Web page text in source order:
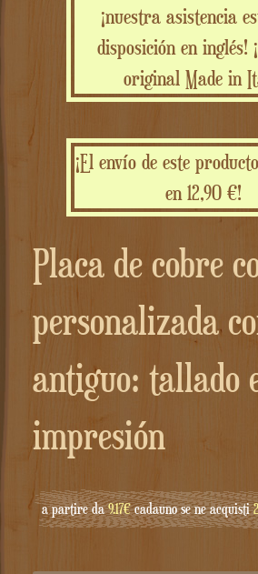
¡nuestra asistencia
disposición en inglés!
original Made in
¡El envío de este
en 12,90 €!
Placa de cobre compuesta
personalizada
antiguo: tallado
impresión
a partire da9.17€cadauno se ne acquisti